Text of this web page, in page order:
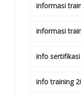
informasi
informasi
info sertifikasi
info training